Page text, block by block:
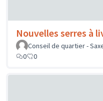
Nouvelles serres à
Conseil de quartier -
0
0